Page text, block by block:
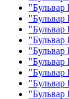
"Бульвар
"Бульвар
"Бульвар
"Бульвар
"Бульвар
"Бульвар
"Бульвар
"Бульвар
"Бульвар